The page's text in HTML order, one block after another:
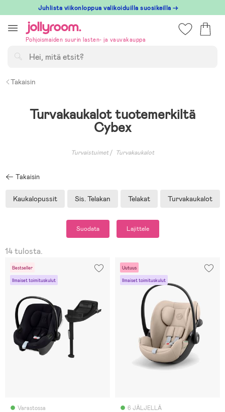
till
innehållet
Juhlista viikonloppua valikoiduilla suosikeilla →
Pohjoismaiden suurin lasten- ja vauvakauppa
Takaisin
Turvakaukalot tuotemerkiltä
Cybex
Turvaistuimet Turvakaukalot
Takaisin
Kaukalopussit Sis. Telakan Telakat Turvakaukalot
Suodata Lajittele
14 tulosta.
Bestseller
Ilmaiset toimituskulut
Varastossa
Uutuus
Ilmaiset toimituskulut
6 JÄLJELLÄ